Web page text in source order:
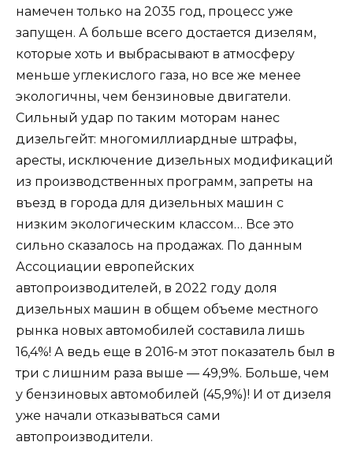
намечен только на 2035 год, процесс уже
запущен. А больше всего достается дизелям,
которые хоть и выбрасывают в атмосферу
меньше углекислого газа, но все же менее
экологичны, чем бензиновые двигатели.
Сильный удар по таким моторам нанес
дизельгейт: многомиллиардные штрафы,
аресты, исключение дизельных модификаций
из производственных программ, запреты на
въезд в города для дизельных машин с
низким экологическим классом… Все это
сильно сказалось на продажах. По данным
Ассоциации европейских
автопроизводителей, в 2022 году доля
дизельных машин в общем объеме местного
рынка новых автомобилей составила лишь
16,4%! А ведь еще в 2016-м этот показатель был в
три с лишним раза выше — 49,9%. Больше, чем
у бензиновых автомобилей (45,9%)! И от дизеля
уже начали отказываться сами
автопроизводители.